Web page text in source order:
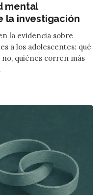
mental
la investigación
la evidencia sobre
a los adolescentes: qué
quiénes corren más